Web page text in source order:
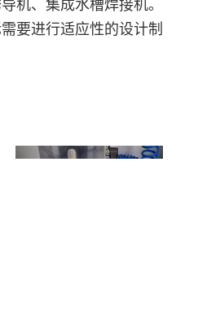
机、集成水槽焊接机。
要进行适应性的设计制